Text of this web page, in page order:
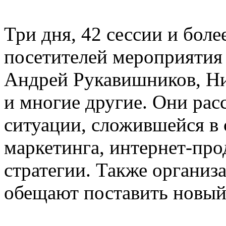
Три дня, 42 сессии и
посетителей
Андрей Рукавишников,
и многие другие. Они
ситуации, сложившейся
маркетинга, интернет-
стратегии. Также
обещают поставить